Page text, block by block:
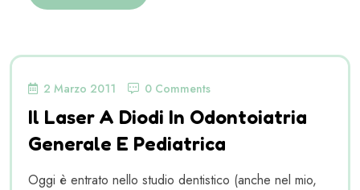
2 Marzo 2011 0 Comments
Il Laser A Diodi In Odontoiatria
Generale E Pediatrica
Oggi è entrato nello studio dentistico (anche nel mio,